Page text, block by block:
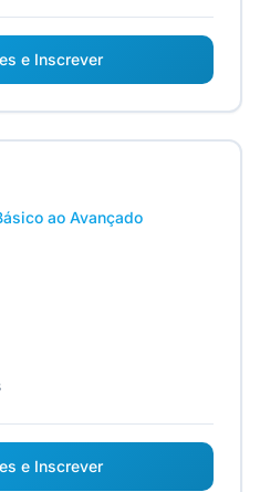
e Inscrever
ao Avançado
e Inscrever